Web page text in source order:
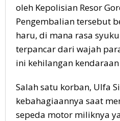
oleh Kepolisian Resor
Pengembalian tersebut
haru, di mana rasa
terpancar dari wajah
ini kehilangan
Salah satu korban, Ulfa
kebahagiaannya saat
sepeda motor miliknya